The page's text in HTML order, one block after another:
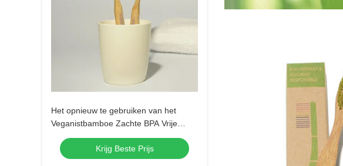
Het opnieuw te gebruiken van het
Veganistbamboe Zachte BPA Vrije
Nylon Varkenshaar van de de
Houtskooltandenborstel
Krijg Beste Prijs